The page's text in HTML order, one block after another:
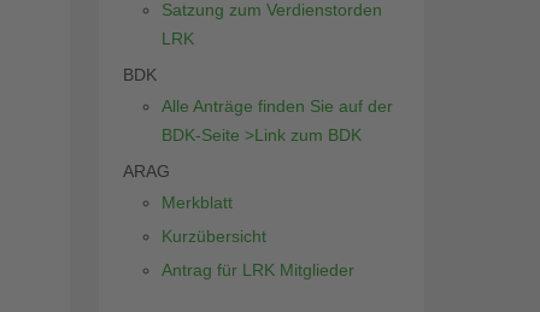
Satzung zum Verdienstorden
LRK
BDK
Alle Anträge finden Sie auf der
BDK-Seite >Link zum BDK
ARAG
Merkblatt
Kurzübersicht
Antrag für LRK Mitglieder